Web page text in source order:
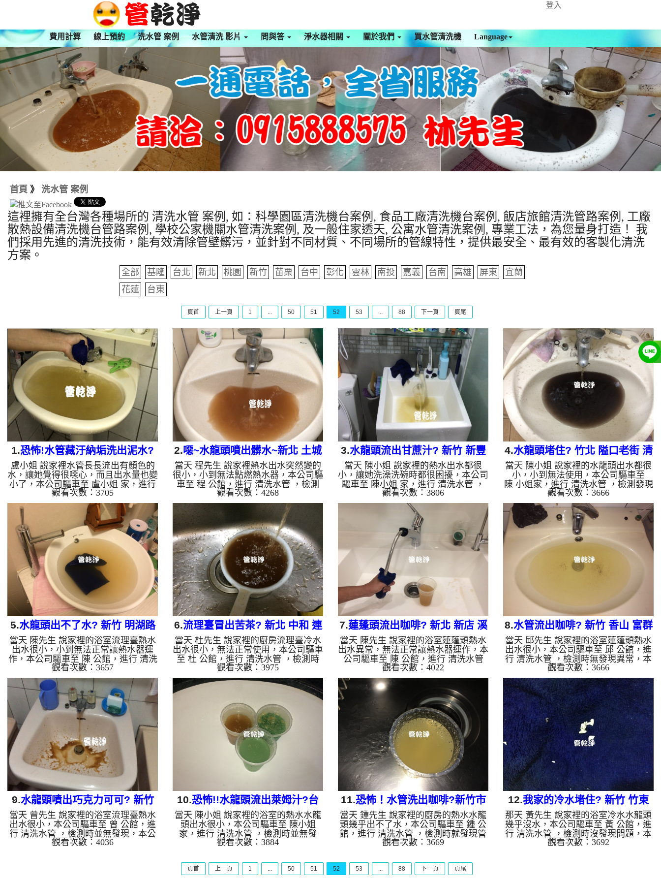
登入
費用計算 線上預約 洗水管 案例 水管清洗 影片 問與答 淨水器相關 關於我們 買水管清洗機 Language
首頁 》 洗水管 案例
這裡擁有全台灣各種場所的 清洗水管 案例, 如：科學園區清洗機台案例, 食品工廠清洗機台案例, 飯店旅館清洗管路案例, 工廠
散熱設備清洗機台管路案例, 學校公家機關水管清洗案例, 及一般住家透天, 公寓水管清洗案例, 專業工法，為您量身打造！ 我
們採用先進的清洗技術，能有效清除管壁髒污，並針對不同材質、不同場所的管線特性，提供最安全、最有效的客製化清洗
方案。
全部 基隆 台北 新北 桃園 新竹 苗栗 台中 彰化 雲林 南投 嘉義 台南 高雄 屏東
宜蘭
花蓮
台東
頁首 上一頁 1 ... 50 51 52 53 ... 88 下一頁 頁尾
1.恐怖!水管藏汙納垢洗出泥水?
竹東 三重一路 清洗水管
盧小姐 說家裡水管長長流出有顏色的
水，讓她覺得很噁心，而且出水量也變
小了，本公司驅車至 盧小姐 家，進行
清洗水管 ，檢測時無發現異常，本公
司架起 高周波水管清洗機，注入 檸檬
酸液 至水管裡面，等了約25分，開
啟 水管清洗機 ，開啟 周波 模式，開
始把水管內的污垢及異物沖出來，一開
始就噴出黃黃的髒水，源源不絕，盧小
姐看得花容失色，清洗約一小時後，盧
小姐 很高興可以正常用水了!! 如是自
來水，如水管老化，會產生鐵鏽跟泥沙
堆積，洗出來的水就會是咖啡色，地下
水含有氧化錳，管壁上會結成黑色管
垢，洗...
觀看次數：3705
2.噁~水龍頭噴出髒水~新北 土城
廣明街 水管清洗
當天 程先生 說家裡熱水出水突然變的
很小，小到無法點燃熱水器，本公司驅
車至 程 公館，進行 清洗水管 ，檢測
時無發現異常，本公司架起 高周波水
管清洗機，注入 檸檬酸液 至水管裡
面，等了約20分，開啟 水管清洗機 ，
開啟 周波 模式，開始把水管內的污垢
及異物沖出來，一開始就噴出黃黃的髒
水，源源不絕，程先生覺得相當噁心，
清洗約一小時後，程先生 很高興熱水
恢復正常了!! 如是自來水，如水管老
化，會產生鐵鏽跟泥沙堆積，洗出來的
水就會是咖啡色，地下水含有氧化錳，
管壁上會結成黑色管垢，洗出來的水會
跟石...
觀看次數：4268
3.水龍頭流出甘蔗汁? 新竹 新豐
建興路 洗水管
當天 陳小姐 說家裡的熱水出水都很
小，讓她洗澡洗碗時都很困擾，本公司
驅車至 陳小姐 家，進行 清洗水管 ，
檢測時無發現異常，本公司架起 高周
波水管清洗機，注入 檸檬酸液 至水管
裡面，等了約15分，開啟 水管清洗機
，開啟 周波 模式，開始把水管內的污
垢及異物沖出來，一開始水管就噴出黃
黃的髒水，越洗就越髒，如影片，陳小
姐看到都膽顫心驚，越洗顏色就越深，
清洗約一小時後，陳小姐 終於可以痛
快洗個熱水澡了!! 如是自來水，如水管
老化，會產生鐵鏽跟泥沙堆積，洗出來
的水就會是咖啡色，地下水含有氧化
錳，...
觀看次數：3806
4.水龍頭堵住? 竹北 隘口老街 清
洗水管
當天 陳小姐 說家裡的水龍頭出水都很
小，小到無法使用，本公司驅車至
陳 小姐家，進行 清洗水管 ，檢測發現
是因為地下水垢堵住管路引起，本公司
架起 高周波水管清洗機，注入 檸檬酸
液 至水管裡面，等了約25分，開啟 水
管清洗機 ，開啟 水槌 模式，開始把水
管內的污垢及異物沖出來，一開始就洗
出黑水，沒想到越洗越髒，就像是苦茶
一樣，陳小姐下得花容失色，清洗約三
小時後，陳小姐 很高興有水可以用了!!
如是自來水，如水管老化，會產生鐵鏽
跟泥沙堆積，洗出來的水就會是咖啡
色，地下水含有氧化錳，管壁上會結
觀看次數：3666
5.水龍頭出不了水? 新竹 明湖路
1050巷 水管清洗
當天 陳先生 說家裡的浴室流理臺熱水
出水很小，小到無法正常讓熱水器運
作，本公司驅車至 陳 公館，進行 清洗
水管 ，檢測時無發現異常，本公司架
起 高周波水管清洗機，注入 檸檬酸液
至水管裡面，等了約15分，開啟 水管
清洗機 ，開啟 微氣泡 模式，開始把水
管內的污垢及異物沖出來，一開始水管
洗不出東西，沒想到沒多久就噴出黃黃
的髒水，陳先生看到鬆了一口氣，清洗
約一小時後，陳先生 很高興有熱水可
以用了!! 如是自來水，如水管老化，會
產生鐵鏽跟泥沙堆積，洗出來的水就會
是咖啡色，地下水含有氧化錳，管壁
上...
觀看次數：3657
6.流理臺冒出苦茶? 新北 中和 連
勝街 洗水管
當天 杜先生 說家裡的廚房流理臺冷水
出水很小，無法正常使用，本公司驅車
至 杜 公館，進行 清洗水管 ，檢測時
無發現異常，本公司架起 高周波水管
清洗機，注入 檸檬酸液 至水管裡面，
等了約20分，開啟 水管清洗機 ，開啟
微氣泡 模式，開始把水管內的污垢及
異物沖出來，一開始水管就噴出灰灰的
髒水，噴出看起來像苦茶，杜先生傻
眼，清洗約一小時後，杜先生 很高興
有水可以用了!! 如是自來水，如水管老
化，會產生鐵鏽跟泥沙堆積，洗出來的
水就會是咖啡色，地下水含有氧化錳，
管壁上會結成黑色管垢，洗出來的水會
跟...
觀看次數：3975
7.蓮蓬頭流出咖啡? 新北 新店 溪
園路 清洗水管
當天 陳先生 說家裡的浴室蓮蓬頭熱水
出水異常，無法正常讓熱水器運作，本
公司驅車至 陳 公館，進行 清洗水管
，檢測時無發現異常，本公司架起 高
周波水管清洗機，注入 檸檬酸液 至水
管裡面，等了約25分，開啟 水管清洗
機 ，開啟 微氣泡 模式，開始把水管內
的污垢及異物沖出來，一開始水管就噴
出黃黃的髒水，噴出看起來像咖啡，陳
先生看到都說不出話，清洗約一小時
後，陳先生 很高興有熱水可以洗澡了!!
如是自來水，如水管老化，會產生鐵鏽
跟泥沙堆積，洗出來的水就會是咖啡
色，地下水含有氧化錳，管壁上會結成
黑...
觀看次數：4022
8.水管流出咖啡? 新竹 香山 富群
街 水管清洗
當天 邱先生 說家裡的浴室蓮蓬頭熱水
出水很小，本公司驅車至 邱 公館，進
行 清洗水管 ，檢測時無發現異常，本
公司架起 高周波水管清洗機，注入 檸
檬酸液 至水管裡面，等了約20分，開
啟 水管清洗機 ，開啟 水槌 模式，開
始把水管內的污垢及異物沖出來，一開
始水管就噴出黃色的髒水，一下噴出像
是咖啡的髒水，抹布上還一層厚厚的異
物，邱先生看到都不敢領教，清洗約一
小時後，邱先生 很高興可以洗熱水澡
了!! 如是自來水，如水管老化，會產生
鐵鏽跟泥沙堆積，洗出來的水就會是咖
啡色，地下水含有氧化錳，管壁上會
結...
觀看次數：3666
9.水龍頭噴出巧克力可可? 新竹
振興路 洗水管
當天 曾先生 說家裡的浴室流理臺熱水
出水很小，本公司驅車至 曾 公館，進
行 清洗水管 ，檢測時並無發現，本公
司架起 高周波水管清洗機，注入 檸檬
觀看次數：4036
10.恐怖!!水龍頭流出萊姆汁?台
中北區 忠太東路 清洗水管
當天 陳小姐 說家裡的浴室的熱水水龍
頭出水很小，本公司驅車至 陳小姐
家，進行 清洗水管 ，檢測時並無發
現，本公司架起 高周波水管清洗機，
分，開啟 水管清洗機 ，開啟 週波脈
衝 模式，要把水管內的污垢及異物沖
觀看次數：3884
11.恐怖！水管洗出咖啡?新竹市
東山街 水管清洗
當天 鍾先生 說家裡的廚房的熱水水龍
頭幾乎出不了水，本公司驅車至 鍾 公
館，進行 清洗水管 ，檢測時就發現管
壁上都是鐵鏽，本公司架起 高周波水
面，等候約20分，開啟 水管清洗機 ，
開啟 週波脈衝 模式，要把水管內的污
觀看次數：3669
12.我家的冷水堵住? 新竹 竹東
中豐路 洗水管
那天 黃先生 說家裡的浴室冷水水龍頭
幾乎沒水，本公司驅車至 黃 公館，進
行 清洗水管 ，檢測時沒發現問題，本
公司架起 高周波水管清洗機，注入 檸
觀看次數：3692
頁首 上一頁 1 ... 50 51 52 53 ... 88 下一頁 頁尾